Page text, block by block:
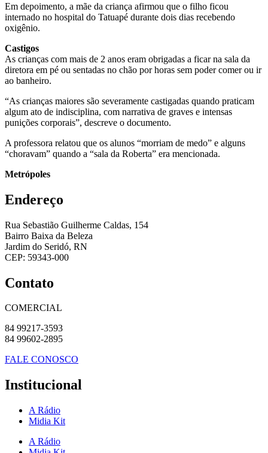
Em depoimento, a mãe da criança afirmou que o filho ficou
internado no hospital do Tatuapé durante dois dias recebendo
oxigênio.
Castigos
As crianças com mais de 2 anos eram obrigadas a ficar na sala da
diretora em pé ou sentadas no chão por horas sem poder comer ou ir
ao banheiro.
“As crianças maiores são severamente castigadas quando praticam
algum ato de indisciplina, com narrativa de graves e intensas
punições corporais”, descreve o documento.
A professora relatou que os alunos “morriam de medo” e alguns
“choravam” quando a “sala da Roberta” era mencionada.
Metrópoles
Endereço
Rua Sebastião Guilherme Caldas, 154
Bairro Baixa da Beleza
Jardim do Seridó, RN
CEP: 59343-000
Contato
COMERCIAL
84 99217-3593
84 99602-2895
FALE CONOSCO
Institucional
A Rádio
Midia Kit
A Rádio